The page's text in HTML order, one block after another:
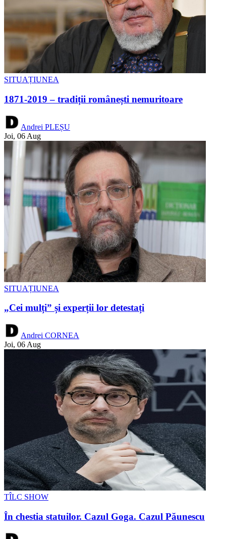
SITUAȚIUNEA
1871-2019 – tradiții românești nemuritoare
Andrei PLEȘU
Joi, 06 Aug
SITUAȚIUNEA
„Cei mulți” și experții lor detestați
Andrei CORNEA
Joi, 06 Aug
TÎLC SHOW
În chestia statuilor. Cazul Goga. Cazul Păunescu